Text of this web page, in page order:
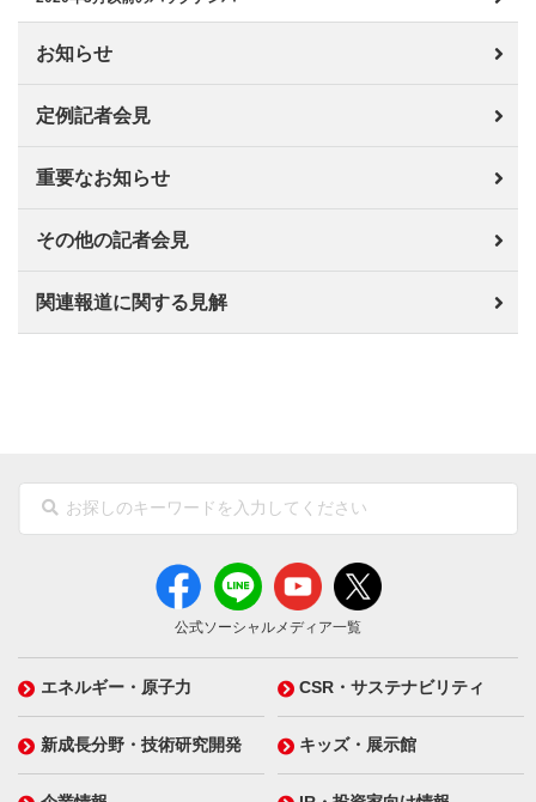
お知らせ
定例記者会見
重要なお知らせ
その他の記者会見
関連報道に関する見解
公式ソーシャルメディア一覧
エネルギー・原子力 CSR・サステナビリティ
新成長分野・技術研究開発 キッズ・展示館